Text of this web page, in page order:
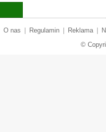
O nas Regulamin Reklama
©